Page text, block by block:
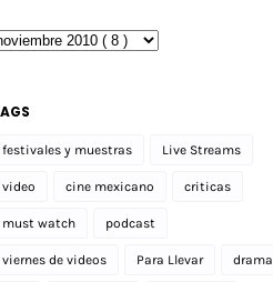
festivales y muestras Live Streams
video cine mexicano criticas
must watch podcast
viernes de videos Para Llevar drama